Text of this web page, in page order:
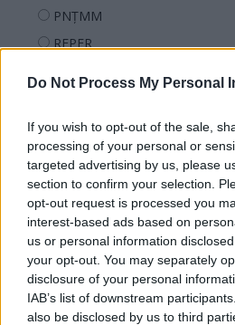
Do Not Process My Personal
If you wish to opt-out of the sale,
processing of your personal or
targeted advertising by us, please
section to confirm your selection.
opt-out request is processed you
interest-based ads based on
us or personal information
your opt-out. You may separately
disclosure of your personal
IAB’s list of downstream
also be disclosed by us to third
PNȚMM
REPER
POT (Gavrilă)
PACE (Peia)
Acțiunea Conservatoare
PDF (Lazarus)
PUSL (D. Voiculescu)
PNȚCD (Pavelescu)
PNCR (Terheș)
Partidul Patrioților (Surugiu)